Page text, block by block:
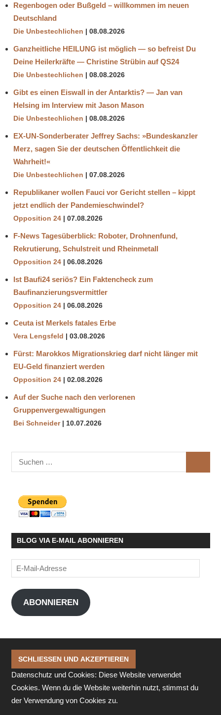
Regenbogen oder Bußgeld – willkommen im neuen
Deutschland
Die Unbestechlichen 08.08.2026
Ganzheitliche HEILUNG ist möglich — so befreist Du
Deine Heilerkräfte — Christine Strübin auf QS24
Die Unbestechlichen 08.08.2026
Gibt es einen Eiswall in der Antarktis? — Jan van
Helsing im Interview mit Jason Mason
Die Unbestechlichen 08.08.2026
EX-UN-Sonderberater Jeffrey Sachs: »Bundeskanzler
Merz, sagen Sie der deutschen Öffentlichkeit die
Wahrheit!«
Die Unbestechlichen 07.08.2026
Republikaner wollen Fauci vor Gericht stellen – kippt
jetzt endlich der Pandemieschwindel?
Opposition 24 07.08.2026
F-News Tagesüberblick: Roboter, Drohnenfund,
Rekrutierung, Schulstreit und Rheinmetall
Opposition 24 06.08.2026
Ist Baufi24 seriös? Ein Faktencheck zum
Baufinanzierungsvermittler
Opposition 24 06.08.2026
Ceuta ist Merkels fatales Erbe
Vera Lengsfeld 03.08.2026
Fürst: Marokkos Migrationskrieg darf nicht länger mit
EU-Geld finanziert werden
Opposition 24 02.08.2026
Auf der Suche nach den verlorenen
Gruppenvergewaltigungen
Bei Schneider 10.07.2026
Suchen
nach:
BLOG VIA E-MAIL ABONNIEREN
E-
Mail-
Adresse
ABONNIEREN
Datenschutz und Cookies: Diese Website verwendet
Cookies. Wenn du die Website weiterhin nutzt, stimmst du
der Verwendung von Cookies zu.